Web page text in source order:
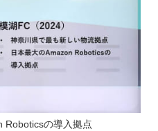
Roboticsの導入拠点